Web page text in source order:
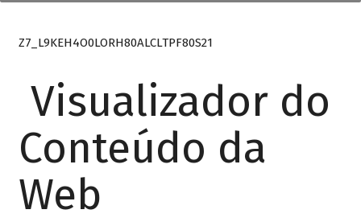
Z7_L9KEH4O0LORH80ALCLTPF80S21
Visualizador do
Conteúdo da
Web